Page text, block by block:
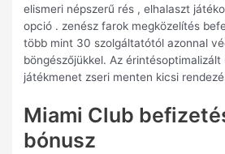
elismeri népszerű rés , elhalaszt
opció . zenész farok megközelítés
több mint 30 szolgáltatótól azonnal
böngészőjükkel. Az
játékmenet zseri menten kicsi
Miami Club
bónusz